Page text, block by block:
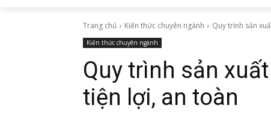
Trang chủ Kiến thức chuyên ngành Quy trình sản
Kiến thức chuyên ngành
Quy trình sản
tiện lợi, an toàn